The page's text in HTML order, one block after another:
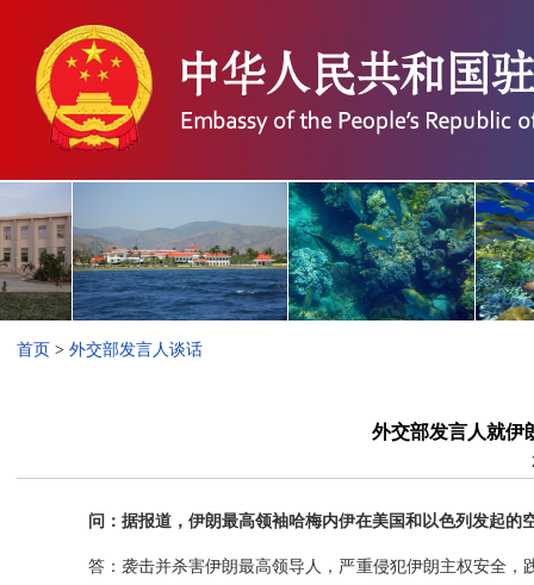
首页 > 外交部发言人谈话
外交部发言人就伊
问：据报道，伊朗最高领袖哈梅内伊在美国和以色列发起的
答：袭击并杀害伊朗最高领导人，严重侵犯伊朗主权安全